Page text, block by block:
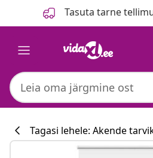
Tasuta tarne
Tagasi lehele: Akende